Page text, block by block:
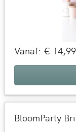
Vanaf: € 14,99